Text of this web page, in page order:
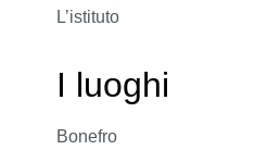
L’istituto
I luoghi
Bonefro